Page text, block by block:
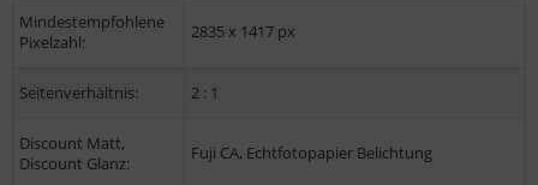
Mindestempfohlene
Pixelzahl:
2835 x 1417 px
Seitenverhältnis: 2 : 1
Discount Matt,
Discount Glanz:
Fuji CA, Echtfotopapier Belichtung